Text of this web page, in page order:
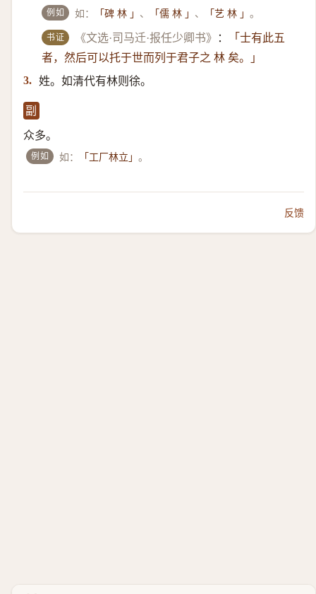
例如 如： 「碑 林 」 、 「儒 林 」 、 「艺 林 」。
书证 《文选·司马迁·报任少卿书》 ：
「士有此五
者，然后可以托于世而列于君子之 林 矣。」
3. 姓。如清代有林则徐。
副
众多。
例如 如： 「工厂林立」。
反馈